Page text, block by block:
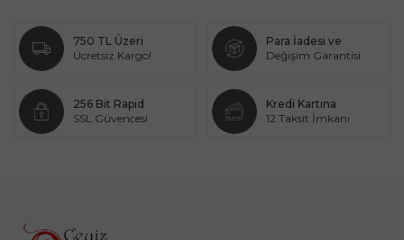
750 TL Üzeri
Ücretsiz Kargo!
Para İadesi ve
Değişim Garantisi
256 Bit Rapid
SSL Güvencesi
Kredi Kartına
12 Taksit İmkanı